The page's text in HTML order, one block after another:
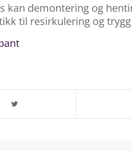
kan demontering og
til resirkulering og